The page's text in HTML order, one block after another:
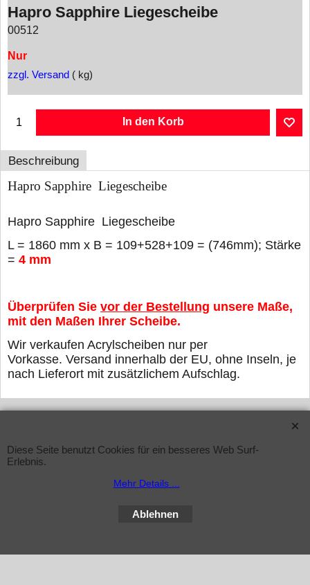
Hapro Sapphire Liegescheibe
00512
Nur
zzgl. Versand kg
In den Korb
Beschreibung
Hapro Sapphire Liegescheibe
Hapro Sapphire Liegescheibe
L = 1860 mm x B = 109+528+109 = (746mm); Stärke
= 4 mm
Überprüfen Sie vor der Bestellung unsere Maße,
mit den Maßen Ihrer Scheibe.
Wir verkaufen Acrylscheiben nur per
Vorkasse. Versand innerhalb der EU, ohne Inseln, je
nach Lieferort mit zusätzlichem Aufschlag.
Diese Seite benutzt Cookies für ein besseres Web Surf-
Erlebnis.
Mehr Details ...
Ablehnen